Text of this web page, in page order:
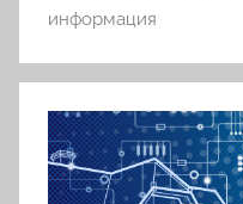
информация